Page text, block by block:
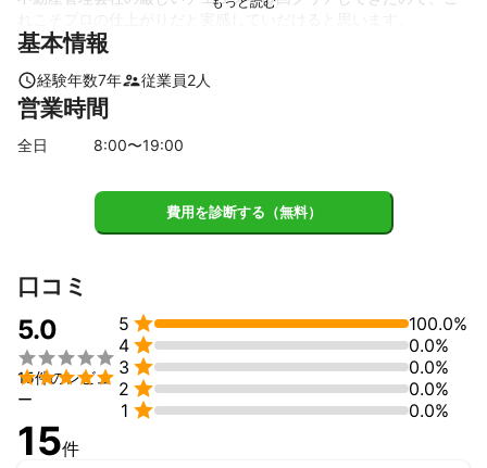
是非お掃除の事ならLefty株式会社へ
ハウスクリーニング
エアコンクリーニング
タワーマンション定期清掃
アピールポイント
不動産管理会社の厳しい審査にもクリア
解、洗浄、組立をします。
選んでいただければ必ず満足していただける自信があります！
是非Lefty株式会社にお任せ下さい！
基本情報
経験年数7年 従業員2人
営業時間
全日 8:00〜19:00
費用を診断する（無料）
口コミ
5.0


15件のレビュ
ー
5 
100.0%
4 
0.0%
3 
0.0%
2 
0.0%
1  0.0%
15件